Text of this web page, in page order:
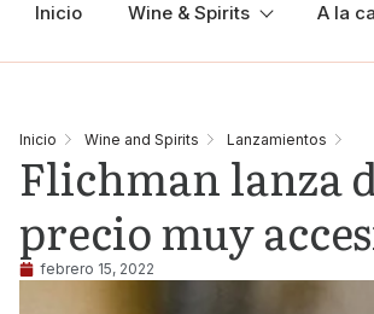
Inicio Wine & Spirits A la
Inicio Wine and Spirits Lanzamientos
Flichman lanza
precio muy
febrero 15, 2022